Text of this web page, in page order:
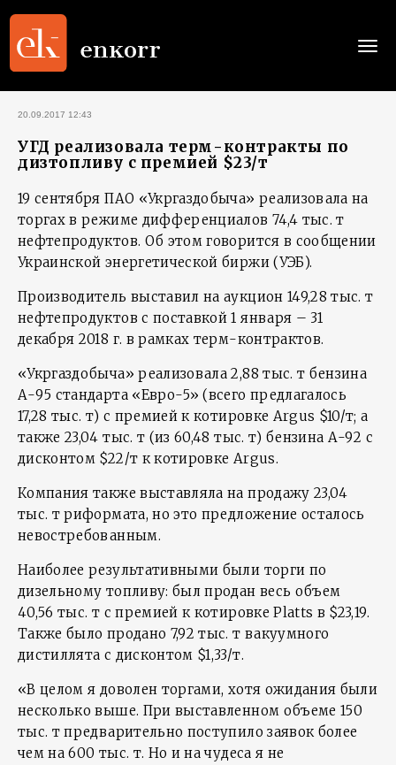
20.09.2017 12:43
УГД реализовала терм-контракты по
дизтопливу с премией $23/т
19 сентября ПАО «Укргаздобыча» реализовала на
торгах в режиме дифференциалов 74,4 тыс. т
нефтепродуктов. Об этом говорится в сообщении
Украинской энергетической биржи (УЭБ).
Производитель выставил на аукцион 149,28 тыс. т
нефтепродуктов с поставкой 1 января – 31
декабря 2018 г. в рамках терм-контрактов.
«Укргаздобыча» реализовала 2,88 тыс. т бензина
А-95 стандарта «Евро-5» (всего предлагалось
17,28 тыс. т) с премией к котировке Argus $10/т; а
также 23,04 тыс. т (из 60,48 тыс. т) бензина А-92 с
дисконтом $22/т к котировке Argus.
Компания также выставляла на продажу 23,04
тыс. т риформата, но это предложение осталось
невостребованным.
Наиболее результативными были торги по
дизельному топливу: был продан весь объем
40,56 тыс. т с премией к котировке Platts в $23,19.
Также было продано 7,92 тыс. т вакуумного
дистиллята с дисконтом $1,33/т.
«В целом я доволен торгами, хотя ожидания были
несколько выше. При выставленном объеме 150
тыс. т предварительно поступило заявок более
чем на 600 тыс. т. Но и на чудеса я не